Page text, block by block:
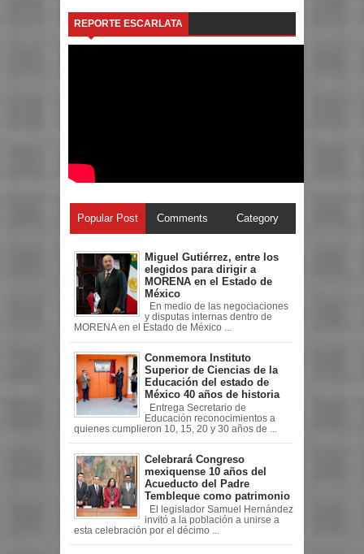
REPORTE ESCARLATA
Popular Post Comments Category
Miguel Gutiérrez, entre los
elegidos para dirigir a
MORENA en el Estado de
México
En medio de las negociaciones
y disputas internas dentro de
MORENA en el Estado de México ...
Conmemora Instituto
Superior de Ciencias de la
Educación del estado de
México 40 años de historia
Entrega Secretario de
Educación reconocimientos a
quienes cumplieron 10, 15, 20 y 30 años de ...
Celebrará Congreso
mexiquense 10 años del
Acueducto del Padre
Tembleque como patrimonio
El legislador Samuel Hernández
invitó a la población a unirse a
esta celebración por el décimo ...